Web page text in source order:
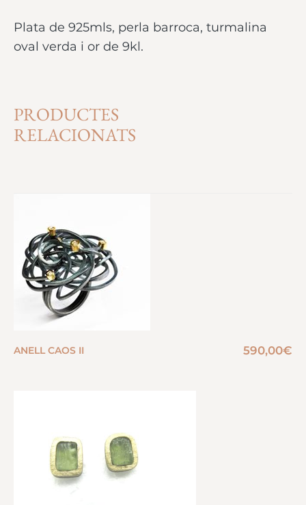
Plata de 925mls, perla barroca, turmalina
oval verda i or de 9kl.
PRODUCTES
RELACIONATS
ANELL CAOS II 590,00€